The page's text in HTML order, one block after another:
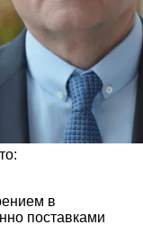
в
поставками